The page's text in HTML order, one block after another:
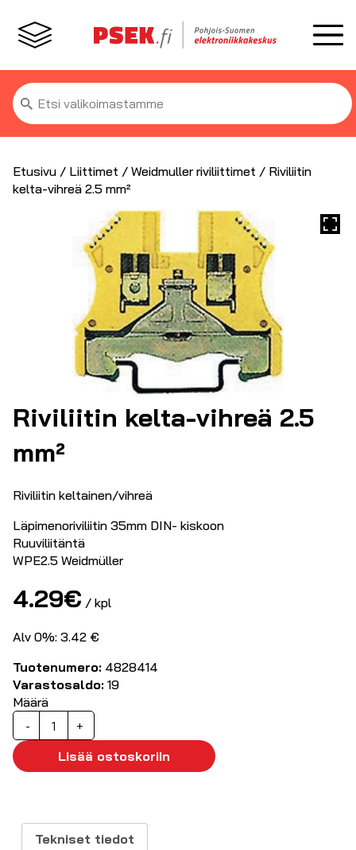
Etsi:
Etusivu / Liittimet / Weidmuller riviliittimet / Riviliitin
kelta-vihreä 2.5 mm²
Riviliitin kelta-vihreä 2.5
mm²
Riviliitin keltainen/vihreä
Läpimenoriviliitin 35mm DIN- kiskoon
Ruuviliitäntä
WPE2.5 Weidmüller
4.29€ / kpl
Alv 0%: 3.42 €
Tuotenumero: 4828414
Varastosaldo: 19
Määrä
-
Riviliitin
kelta-
vihreä
2.5
+
Lisää ostoskoriin
Tekniset tiedot